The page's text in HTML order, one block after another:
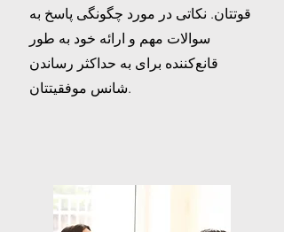
قوتتان. نکاتی در مورد چگونگی پاسخ به
سوالات مهم و ارائه خود به طور
قانع‌کننده برای به حداکثر رساندن
شانس موفقیتتان.